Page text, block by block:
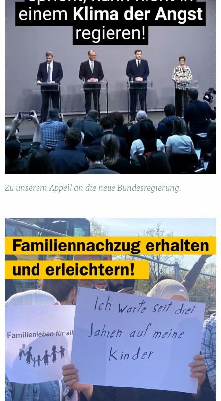
Zu unserem Appell an die neue Bundesregierung.